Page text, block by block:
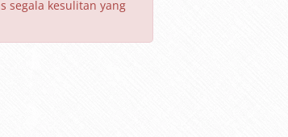
segala kesulitan yang